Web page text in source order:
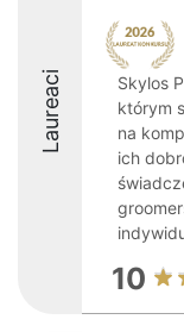
Laureaci
Skylos
którym
na
ich
10